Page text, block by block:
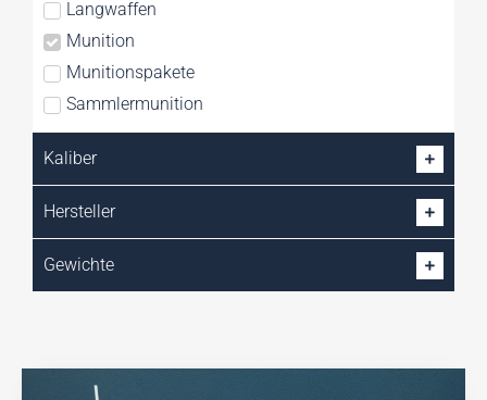
Langwaffen
Munition
Munitionspakete
Sammlermunition
Signalwaffen
Waffen
Kaliber
Hersteller
Gewichte